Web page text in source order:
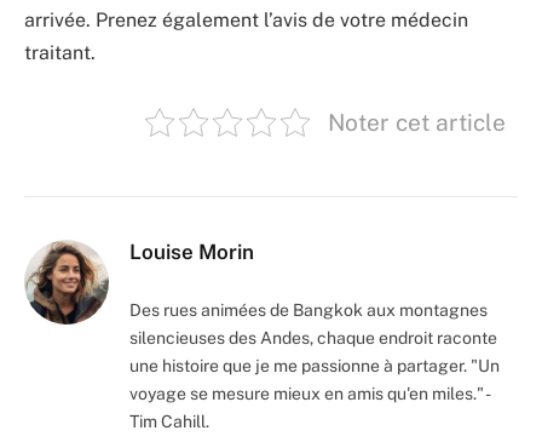
arrivée. Prenez également l’avis de votre médecin
traitant.
Noter cet article
Louise Morin
Des rues animées de Bangkok aux montagnes
silencieuses des Andes, chaque endroit raconte
une histoire que je me passionne à partager. "Un
voyage se mesure mieux en amis qu'en miles." -
Tim Cahill.